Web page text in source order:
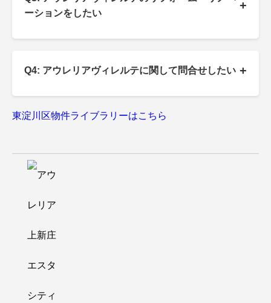
ーションをしたい
+
Q4: アウレリアヴィレルテに関して問合せしたい +
東淀川区物件ライブラリーはこちら